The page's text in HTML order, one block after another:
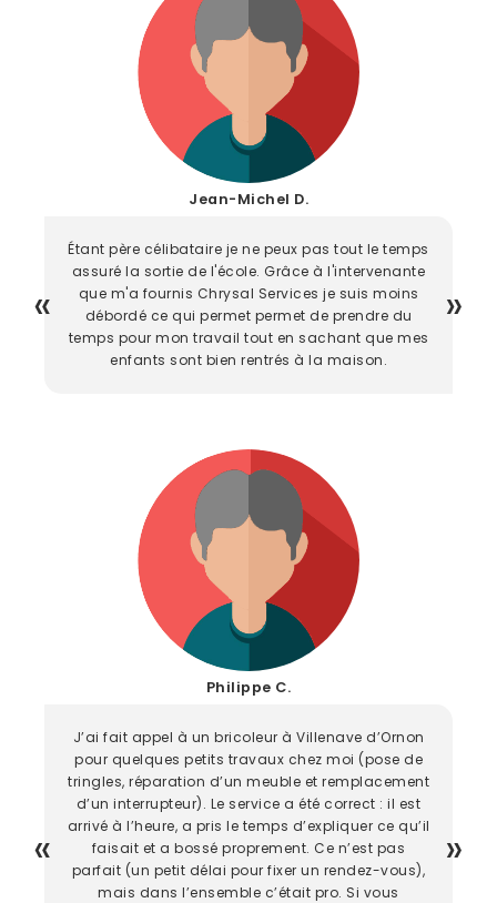
Jean-Michel D.
Étant père célibataire je ne peux pas tout le temps
assuré la sortie de l'école. Grâce à l'intervenante
que m'a fournis Chrysal Services je suis moins
débordé ce qui permet permet de prendre du
temps pour mon travail tout en sachant que mes
enfants sont bien rentrés à la maison.
Philippe C.
J’ai fait appel à un bricoleur à Villenave d’Ornon
pour quelques petits travaux chez moi (pose de
tringles, réparation d’un meuble et remplacement
d’un interrupteur). Le service a été correct : il est
arrivé à l’heure, a pris le temps d’expliquer ce qu’il
faisait et a bossé proprement. Ce n’est pas
parfait (un petit délai pour fixer un rendez-vous),
mais dans l’ensemble c’était pro. Si vous